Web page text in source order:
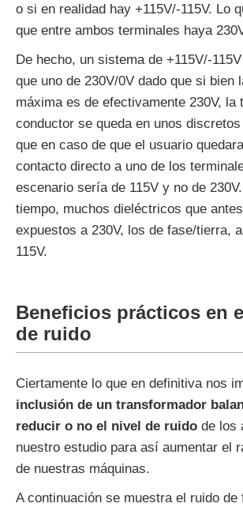
o si en realidad hay +115V/-115V. Lo
que entre ambos terminales haya
De hecho, un sistema de +115V/-
que uno de 230V/0V dado que si bien
máxima es de efectivamente 230V, la
conductor se queda en unos discretos
que en caso de que el usuario
contacto directo a uno de los
escenario sería de 115V y no de
tiempo, muchos dieléctricos que
expuestos a 230V, los de fase/tierra,
115V.
Beneficios prácticos en
de ruido
Ciertamente lo que en definitiva nos
inclusión de un transformador
reducir o no el nivel de ruido de los
nuestro estudio para así aumentar el
de nuestras máquinas.
A continuación se muestra el ruido de